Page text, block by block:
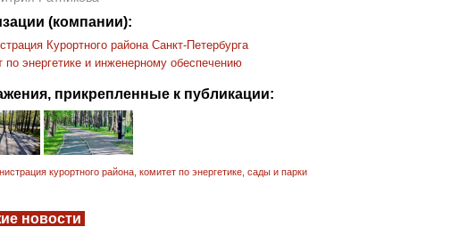
(компании):
Курортного района Санкт-Петербурга
по энергетике и инженерному обеспечению
прикрепленные к публикации:
курортного района комитет по энергетике сады и парки
новости